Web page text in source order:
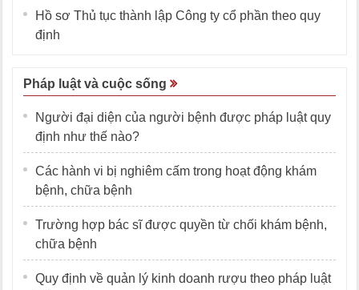
Hồ sơ Thủ tục thành lập Công ty cổ phần theo quy
định
Pháp luật và cuộc sống
Người đại diện của người bệnh được pháp luật quy
định như thế nào?
Các hành vi bị nghiêm cấm trong hoạt động khám
bệnh, chữa bệnh
Trường hợp bác sĩ được quyền từ chối khám bệnh,
chữa bệnh
Quy định về quản lý kinh doanh rượu theo pháp luật